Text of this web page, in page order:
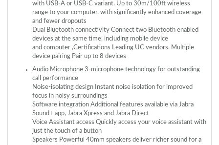
with USB-A or USB-C variant. Up to 30m/100ft wireless
range to your computer, with significantly enhanced coverage
and fewer dropouts
Dual Bluetooth connectivity Connect two Bluetooth enabled
devices at the same time, including mobile device
and computer ,Certifications Leading UC vendors. Multiple
device pairing Pair up to 8 devices
Audio Microphone 3-microphone technology for outstanding
call performance
Noise-isolating design Instant noise isolation for improved
focus in noisy surroundings
Software integration Additional features available via Jabra
Sound+ app, Jabra Xpress and Jabra Direct
Voice Assistant access Quickly access your voice assistant with
just the touch of a button
Speakers Powerful 40mm speakers deliver richer sound for a